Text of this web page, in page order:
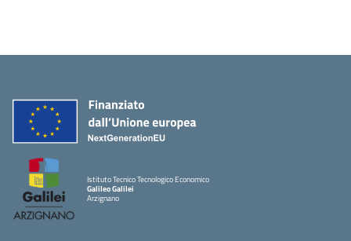
Istituto Tecnico Tecnologico Economico
Galileo Galilei
Arzignano